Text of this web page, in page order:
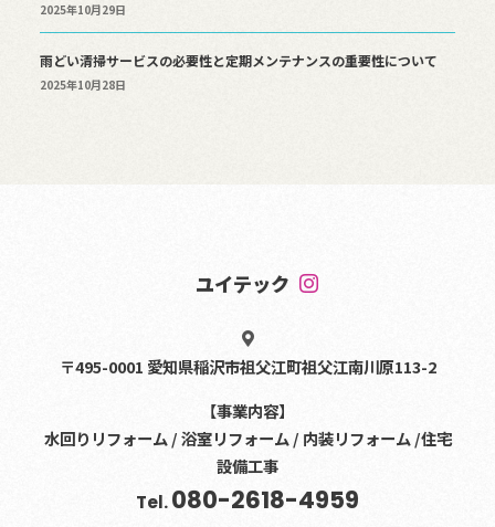
2025年10月29日
雨どい清掃サービスの必要性と定期メンテナンスの重要性について
2025年10月28日
ユイテック
〒495-0001 愛知県稲沢市祖父江町祖父江南川原113-2
【事業内容】
水回りリフォーム / 浴室リフォーム / 内装リフォーム /住宅
設備工事
Tel. 080-2618-4959